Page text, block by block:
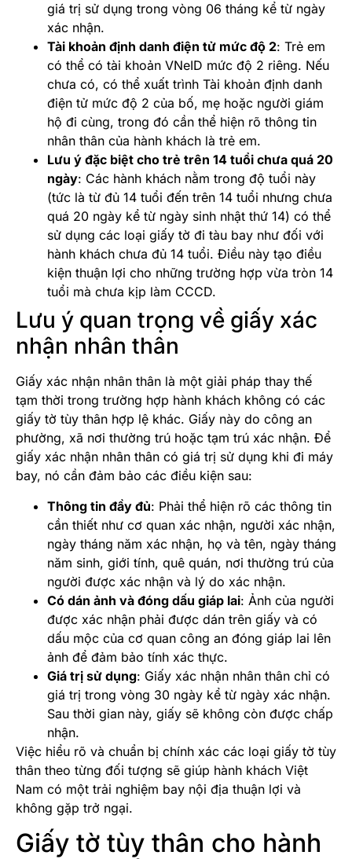
giá trị sử dụng trong vòng 06 tháng kể từ ngày
xác nhận.
Tài khoản định danh điện tử mức độ 2: Trẻ em
có thể có tài khoản VNeID mức độ 2 riêng. Nếu
chưa có, có thể xuất trình Tài khoản định danh
điện tử mức độ 2 của bố, mẹ hoặc người giám
hộ đi cùng, trong đó cần thể hiện rõ thông tin
nhân thân của hành khách là trẻ em.
Lưu ý đặc biệt cho trẻ trên 14 tuổi chưa quá 20
ngày: Các hành khách nằm trong độ tuổi này
(tức là từ đủ 14 tuổi đến trên 14 tuổi nhưng chưa
quá 20 ngày kể từ ngày sinh nhật thứ 14) có thể
sử dụng các loại giấy tờ đi tàu bay như đối với
hành khách chưa đủ 14 tuổi. Điều này tạo điều
kiện thuận lợi cho những trường hợp vừa tròn 14
tuổi mà chưa kịp làm CCCD.
Lưu ý quan trọng về giấy xác
nhận nhân thân
Giấy xác nhận nhân thân là một giải pháp thay thế
tạm thời trong trường hợp hành khách không có các
giấy tờ tùy thân hợp lệ khác. Giấy này do công an
phường, xã nơi thường trú hoặc tạm trú xác nhận. Để
giấy xác nhận nhân thân có giá trị sử dụng khi đi máy
bay, nó cần đảm bảo các điều kiện sau:
Thông tin đầy đủ: Phải thể hiện rõ các thông tin
cần thiết như cơ quan xác nhận, người xác nhận,
ngày tháng năm xác nhận, họ và tên, ngày tháng
năm sinh, giới tính, quê quán, nơi thường trú của
người được xác nhận và lý do xác nhận.
Có dán ảnh và đóng dấu giáp lai: Ảnh của người
được xác nhận phải được dán trên giấy và có
dấu mộc của cơ quan công an đóng giáp lai lên
ảnh để đảm bảo tính xác thực.
Giá trị sử dụng: Giấy xác nhận nhân thân chỉ có
giá trị trong vòng 30 ngày kể từ ngày xác nhận.
Sau thời gian này, giấy sẽ không còn được chấp
nhận.
Việc hiểu rõ và chuẩn bị chính xác các loại giấy tờ tùy
thân theo từng đối tượng sẽ giúp hành khách Việt
Nam có một trải nghiệm bay nội địa thuận lợi và
không gặp trở ngại.
Giấy tờ tùy thân cho hành